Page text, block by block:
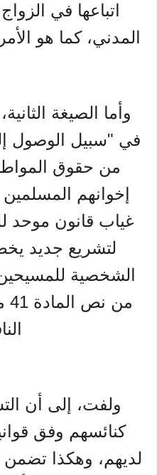
اتباعها في
المدني، كما هو
وأما الصيغة
في "سبيل الوصول
من حقوق
إخوانهم
غياب قانون موحد
لتشريع جديد
الشخصية
ولفت، إلى أن
كنائسهم وفق
لديهم، وهكذا